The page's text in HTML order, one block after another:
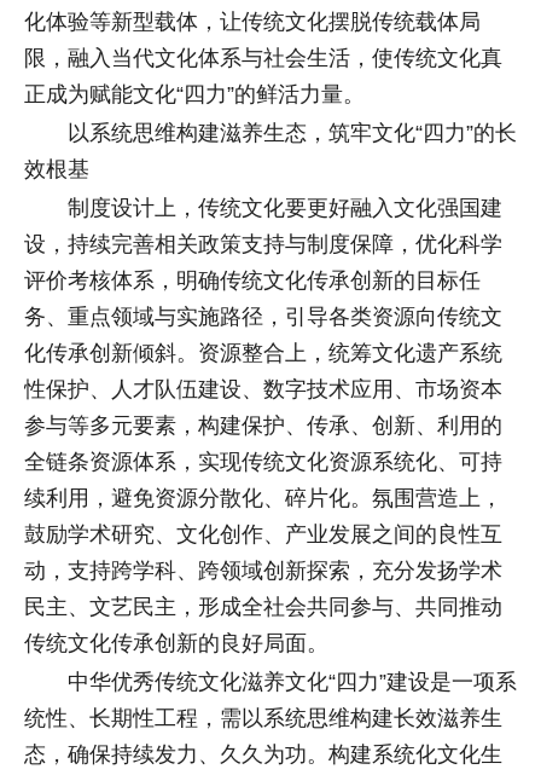
化体验等新型载体，让传统文化摆脱传统载体局
限，融入当代文化体系与社会生活，使传统文化真
正成为赋能文化“四力”的鲜活力量。
以系统思维构建滋养生态，筑牢文化“四力”的长
效根基
制度设计上，传统文化要更好融入文化强国建
设，持续完善相关政策支持与制度保障，优化科学
评价考核体系，明确传统文化传承创新的目标任
务、重点领域与实施路径，引导各类资源向传统文
化传承创新倾斜。资源整合上，统筹文化遗产系统
性保护、人才队伍建设、数字技术应用、市场资本
参与等多元要素，构建保护、传承、创新、利用的
全链条资源体系，实现传统文化资源系统化、可持
续利用，避免资源分散化、碎片化。氛围营造上，
鼓励学术研究、文化创作、产业发展之间的良性互
动，支持跨学科、跨领域创新探索，充分发扬学术
民主、文艺民主，形成全社会共同参与、共同推动
传统文化传承创新的良好局面。
中华优秀传统文化滋养文化“四力”建设是一项系
统性、长期性工程，需以系统思维构建长效滋养生
态，确保持续发力、久久为功。构建系统化文化生